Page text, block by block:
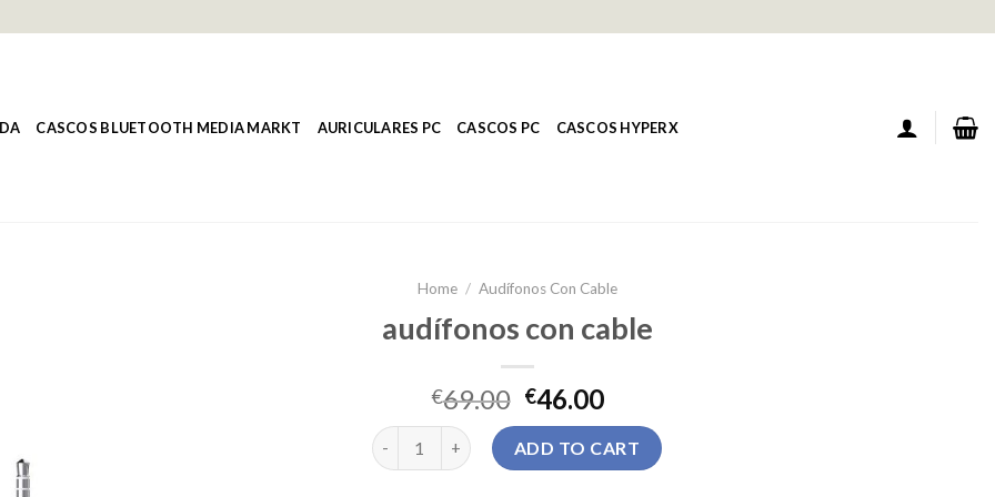
CASCOS BLUETOOTH MEDIA MARKT AURICULARES PC CASCOS PC CASCOS HYPERX
Home / Audífonos Con Cable
audífonos con cable
€69.00 €46.00
audífonos con cable quantity
ADD TO CART